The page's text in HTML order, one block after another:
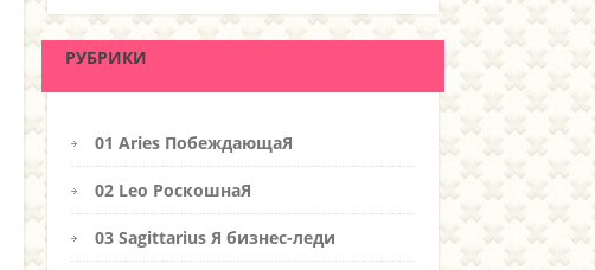
РУБРИКИ
01 Aries ПобеждающаЯ
02 Leo РоскошнаЯ
03 Sagittarius Я бизнес-леди